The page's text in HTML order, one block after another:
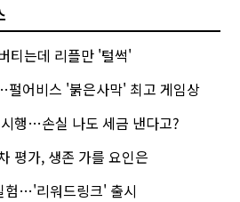
티는데 리플만 '털썩'
어비스 '붉은사막' 최고 게임상
행…손실 나도 세금 낸다고?
평가, 생존 가를 요인은
험…'리워드링크' 출시